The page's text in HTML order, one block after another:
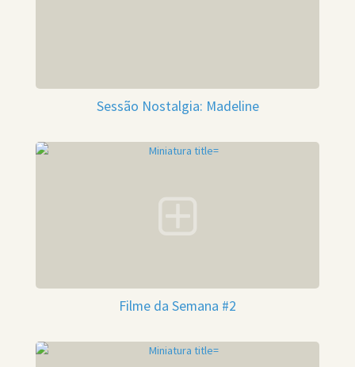
Sessão Nostalgia: Madeline
Filme da Semana #2